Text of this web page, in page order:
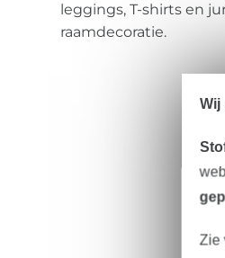
leggings, T-shirts en
raamdecoratie.
Wij
Zie